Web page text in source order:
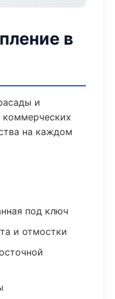
в
и
коммерческих
на каждом
под ключ
и отмостки